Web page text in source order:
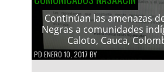
Continúan las amenazas
Negras a comunidades
Caloto, Cauca,
PD ENERO 10, 2017 BY